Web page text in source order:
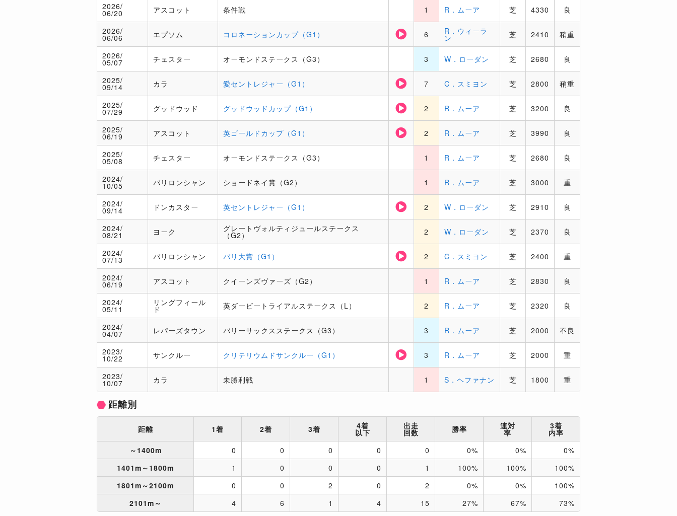
2026/
06/20 アスコット 条件戦 1 R．ムーア 芝 4330 良
2026/
06/06 エプソム コロネーションカップ（G1） 6 R．ウィーラ
ン 芝 2410 稍重
2026/
05/07 チェスター オーモンドステークス（G3） 3 W．ローダン 芝 2680 良
2025/
09/14 カラ 愛セントレジャー（G1） 7 C．スミヨン 芝 2800 稍重
2025/
07/29 グッドウッド グッドウッドカップ（G1） 2 R．ムーア 芝 3200 良
2025/
06/19 アスコット 英ゴールドカップ（G1） 2 R．ムーア 芝 3990 良
2025/
05/08 チェスター オーモンドステークス（G3） 1 R．ムーア 芝 2680 良
2024/
10/05 パリロンシャン ショードネイ賞（G2） 1 R．ムーア 芝 3000 重
2024/
09/14 ドンカスター 英セントレジャー（G1） 2 W．ローダン 芝 2910 良
2024/
08/21 ヨーク グレートヴォルティジュールステークス
（G2） 2 W．ローダン 芝 2370 良
2024/
07/13 パリロンシャン パリ大賞（G1） 2 C．スミヨン 芝 2400 重
2024/
06/19 アスコット クイーンズヴァーズ（G2） 1 R．ムーア 芝 2830 良
2024/
05/11
リングフィール
ド 英ダービートライアルステークス（L） 2 R．ムーア 芝 2320 良
2024/
04/07 レパーズタウン バリーサックスステークス（G3） 3 R．ムーア 芝 2000 不良
2023/
10/22 サンクルー クリテリウムドサンクルー（G1） 3 R．ムーア 芝 2000 重
2023/
10/07 カラ 未勝利戦 1 S．ヘファナン 芝 1800 重
距離別
距離 1着 2着 3着 4着
以下
出走
回数 勝率 連対
率
3着
内率
～1400m
0 0 0 0 0 0% 0%
0%
1401m～1800m
1 0 0 0 1 100% 100%
100%
1801m～2100m
0 0 2 0 2 0% 0%
100%
2101m～
4 6 1 4 15 27% 67% 73%